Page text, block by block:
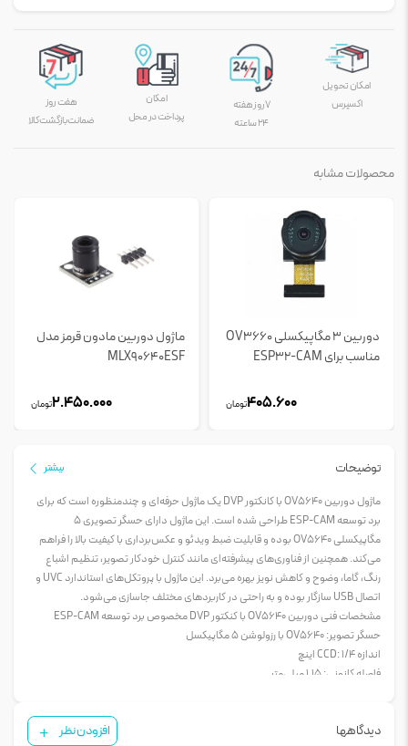
امکان تحویل
اکسپرس
۷ روز هفته
۲۴ ساعته
امکان
پرداخت در محل
هفت روز
ضمانت بازگشت کالا
محصولات مشابه
دوربین 3 مگاپیکسلی OV3660
مناسب برای ESP32-CAM
405.600تومان
ماژول دوربین مادون قرمز مدل
MLX90640ESF
2.450.000تومان
توضیحات بیشتر
ماژول دوربین OV5640 با کانکتور DVP یک ماژول حرفه‌ای و چندمنظوره است که برای
برد توسعه ESP-CAM طراحی شده است. این ماژول دارای حسگر تصویری 5
مگاپیکسلی OV5640 بوده و قابلیت ضبط ویدئو و عکس‌برداری با کیفیت بالا را فراهم
می‌کند. همچنین از فناوری‌های پیشرفته‌ای مانند کنترل خودکار تصویر، تنظیم اشباع
رنگ، گاما، وضوح و کاهش نویز بهره می‌برد. این ماژول با پروتکل‌های استاندارد UVC و
اتصال USB سازگار بوده و به راحتی در کاربردهای مختلف جاسازی می‌شود.
مشخصات فنی دوربین OV5640 با کنکتور DVP مخصوص برد توسعه ESP-CAM
حسگر تصویر: OV5640 با رزولوشن 5 مگاپیکسل
اندازه CCD: 1/4 اینچ
فاصله کانونی: 1.15 میلی‌متر
لنز: 2G+4P
دیدگاهها افزودن نظر